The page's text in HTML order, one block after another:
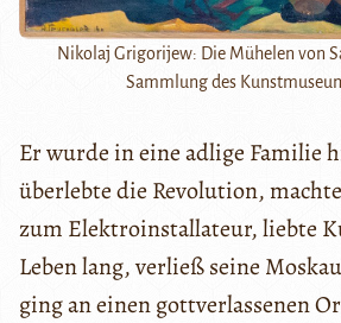
Nikolaj Grigorijew: Die Mühelen von
Sammlung des
Er wurde in eine adlige Familie
überlebte die Revolution,
zum Elektroinstallateur, liebte
Leben lang, verließ seine
ging an einen gottverlassenen